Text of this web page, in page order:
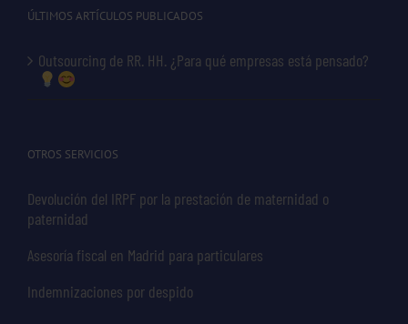
ÚLTIMOS ARTÍCULOS PUBLICADOS
Outsourcing de RR. HH. ¿Para qué empresas está pensado?
OTROS SERVICIOS
Devolución del IRPF por la prestación de maternidad o
paternidad
Asesoría fiscal en Madrid para particulares
Indemnizaciones por despido